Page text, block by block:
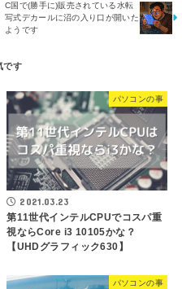
C国で(勝手に)販売されている水転
写式デカールに沼の入り口が開いた
ようです
パソコンの事
2021.03.23
第11世代インテルCPUでコスパ重
視ならCore i3 10105かな？
【UHDグラフィック630】
パソコンの事